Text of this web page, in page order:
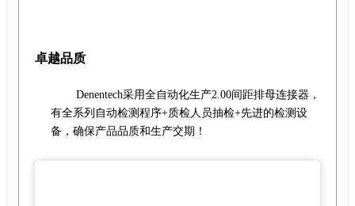
卓越品质
Denentech采用全自动化生产2.00间距排母连接器，
有全系列自动检测程序+质检人员抽检+先进的检测设
备，确保产品品质和生产交期！